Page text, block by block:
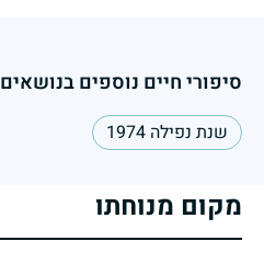
סיפורי חיים נוספים
שנת נפילה 1974
מקום מנוחתו